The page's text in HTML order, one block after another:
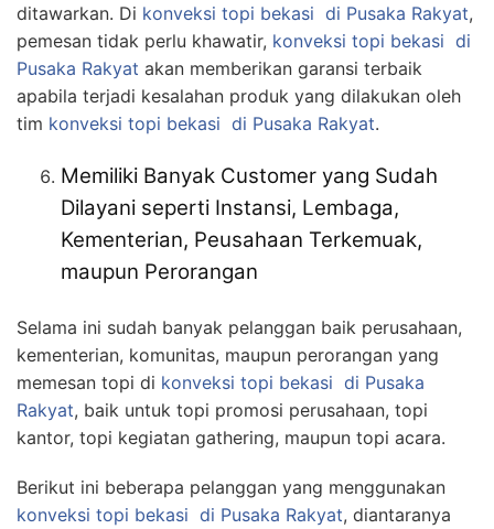
ditawarkan. Di konveksi topi bekasi di Pusaka Rakyat,
pemesan tidak perlu khawatir, konveksi topi bekasi di
Pusaka Rakyat akan memberikan garansi terbaik
apabila terjadi kesalahan produk yang dilakukan oleh
tim konveksi topi bekasi di Pusaka Rakyat.
Memiliki Banyak Customer yang Sudah
Dilayani seperti Instansi, Lembaga,
Kementerian, Peusahaan Terkemuak,
maupun Perorangan
Selama ini sudah banyak pelanggan baik perusahaan,
kementerian, komunitas, maupun perorangan yang
memesan topi di konveksi topi bekasi di Pusaka
Rakyat, baik untuk topi promosi perusahaan, topi
kantor, topi kegiatan gathering, maupun topi acara.
Berikut ini beberapa pelanggan yang menggunakan
konveksi topi bekasi di Pusaka Rakyat, diantaranya